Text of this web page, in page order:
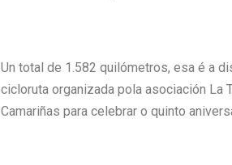
Un total de 1.582 quilómetros, esa é a
cicloruta organizada pola asociación La
Camariñas para celebrar o quinto